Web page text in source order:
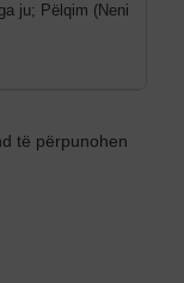
ju; Pëlqim (Neni
të përpunohen